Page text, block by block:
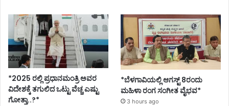
*2025 ರಲ್ಲಿ ಪ್ರಧಾನಮಂತ್ರಿ ಅವರ
ವಿದೇಶಕ್ಕೆ ತಗುಲಿದ ಒಟ್ಟು ವೆಚ್ಚ ಎಷ್ಟು
ಗೋತ್ತಾ..?*
*ಬೆಳಗಾವಿಯಲ್ಲಿ ಆಗಸ್ಟ್ 8ರಂದು
ಮಹಿಳಾ ರಂಗ ಸಂಗೀತ ವೈಭವ*
3 hours ago